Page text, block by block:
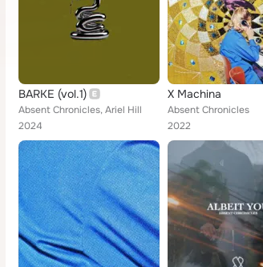
BARKE (vol.1)
Absent Chronicles, Ariel Hill
2024
X Machina
Absent Chronicles
2022